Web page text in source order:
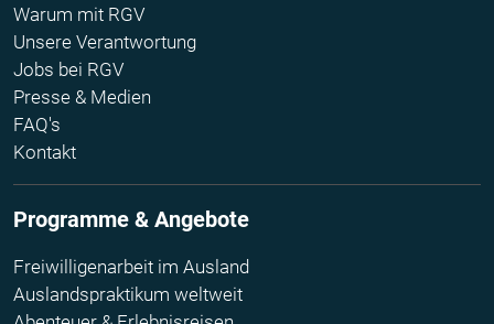
Warum mit RGV
Unsere Verantwortung
Jobs bei RGV
Presse & Medien
FAQ's
Kontakt
Programme & Angebote
Freiwilligenarbeit im Ausland
Auslandspraktikum weltweit